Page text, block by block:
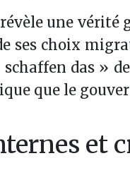
une vérité
ses choix
schaffen das »
que le
et